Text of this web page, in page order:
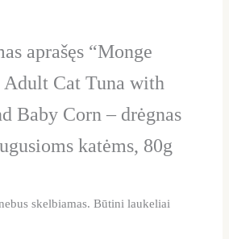
aprašęs “Monge
Adult Cat Tuna with
Baby Corn – drėgnas
katėms, 80g
skelbiamas. Būtini laukeliai